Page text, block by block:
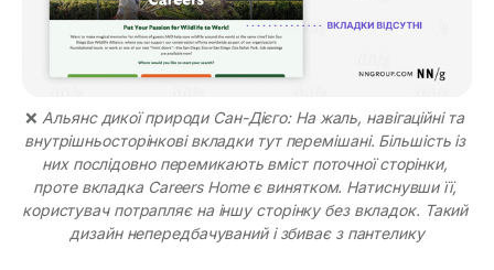
❌ Альянс дикої природи Сан-Дієго: На жаль, навігаційні та
внутрішньосторінкові вкладки тут перемішані. Більшість із
них послідовно перемикають вміст поточної сторінки,
проте вкладка Careers Home є винятком. Натиснувши її,
користувач потрапляє на іншу сторінку без вкладок. Такий
дизайн непередбачуваний і збиває з пантелику